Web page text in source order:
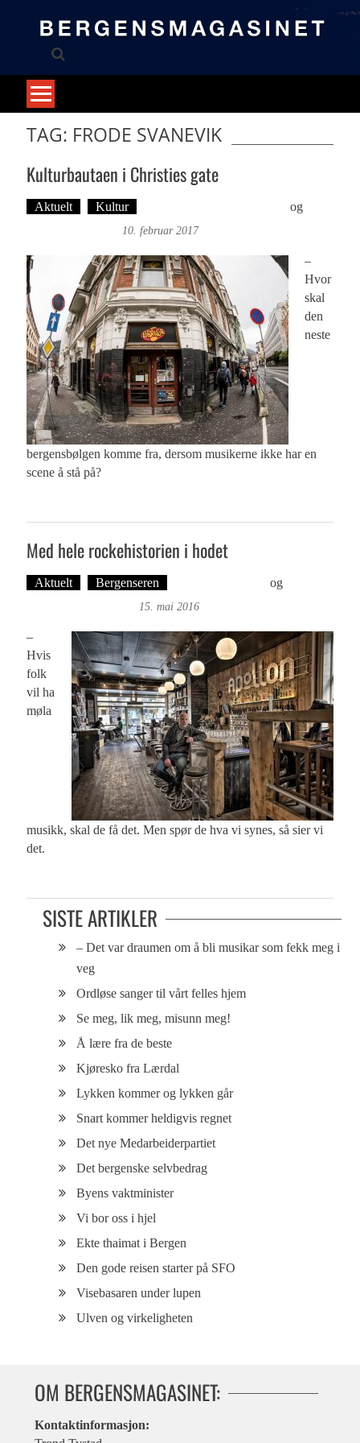
TAG: FRODE SVANEVIK
Kulturbautaen i Christies gate
Aktuelt Kultur
og
10. februar 2017
–
Hvor
skal
den
neste
bergensbølgen komme fra, dersom musikerne ikke har en
scene å stå på?
Med hele rockehistorien i hodet
Aktuelt Bergenseren og
15. mai 2016
–
Hvis
folk
vil ha
møla
musikk, skal de få det. Men spør de hva vi synes, så sier vi
det.
SISTE ARTIKLER
– Det var draumen om å bli musikar som fekk meg i
veg
Ordløse sanger til vårt felles hjem
Se meg, lik meg, misunn meg!
Å lære fra de beste
Kjøresko fra Lærdal
Lykken kommer og lykken går
Snart kommer heldigvis regnet
Det nye Medarbeiderpartiet
Det bergenske selvbedrag
Byens vaktminister
Vi bor oss i hjel
Ekte thaimat i Bergen
Den gode reisen starter på SFO
Visebasaren under lupen
Ulven og virkeligheten
OM BERGENSMAGASINET:
Kontaktinformasjon: